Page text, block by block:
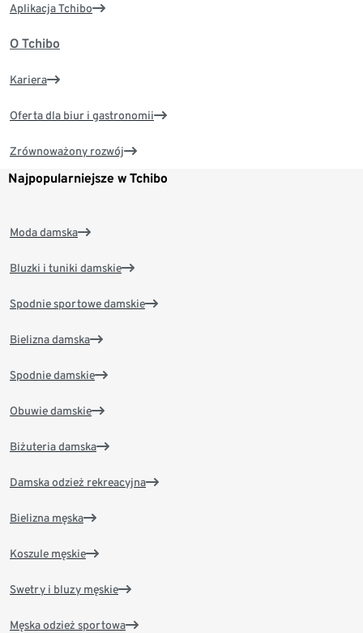
Aplikacja Tchibo
O Tchibo
Kariera
Oferta dla biur i gastronomii
Zrównoważony rozwój
Najpopularniejsze w Tchibo
Moda damska
Bluzki i tuniki damskie
Spodnie sportowe damskie
Bielizna damska
Spodnie damskie
Obuwie damskie
Biżuteria damska
Damska odzież rekreacyjna
Bielizna męska
Koszule męskie
Swetry i bluzy męskie
Męska odzież sportowa